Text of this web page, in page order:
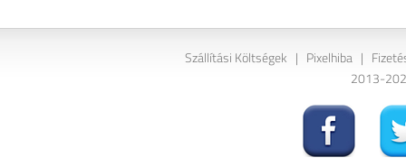
Szállítási Költségek | Pixelhiba |
2013-